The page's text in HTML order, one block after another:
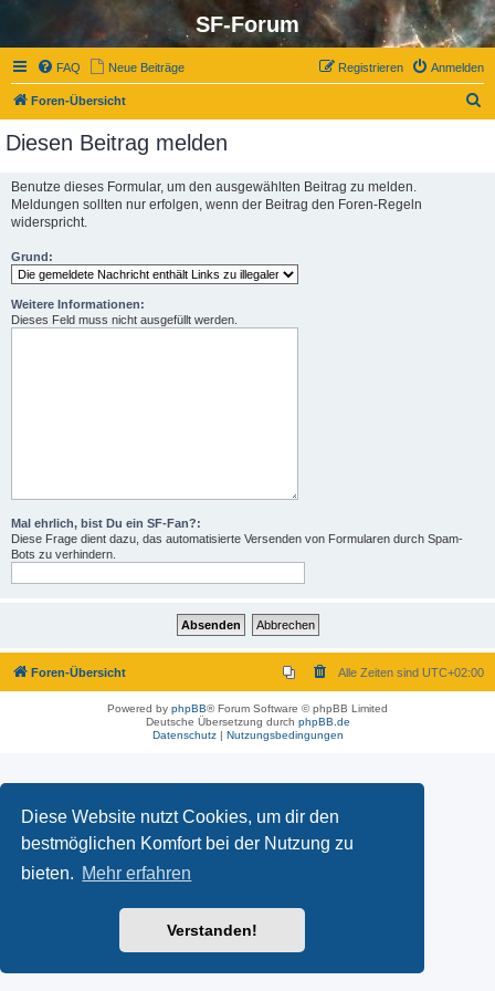
Diese Website nutzt Cookies, um dir den
bestmöglichen Komfort bei der Nutzung zu
bieten. Mehr erfahren
Verstanden!
SF-Forum
FAQ Neue Beiträge Anmelden
Registrieren
Foren-Übersicht
Diesen Beitrag melden
Benutze dieses Formular, um den ausgewählten Beitrag zu melden.
Meldungen sollten nur erfolgen, wenn der Beitrag den Foren-Regeln
widerspricht.
Grund:
Weitere Informationen:
Dieses Feld muss nicht ausgefüllt werden.
Mal ehrlich, bist Du ein SF-Fan?:
Diese Frage dient dazu, das automatisierte Versenden von Formularen durch Spam-
Bots zu verhindern.
Foren-Übersicht Alle Zeiten sind UTC+02:00
Powered by phpBB® Forum Software © phpBB Limited
Deutsche Übersetzung durch phpBB.de
Datenschutz| Nutzungsbedingungen